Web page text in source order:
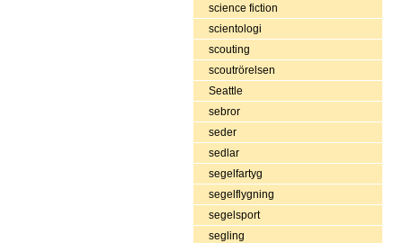
science fiction
scientologi
scouting
scoutrörelsen
Seattle
sebror
seder
sedlar
segelfartyg
segelflygning
segelsport
segling